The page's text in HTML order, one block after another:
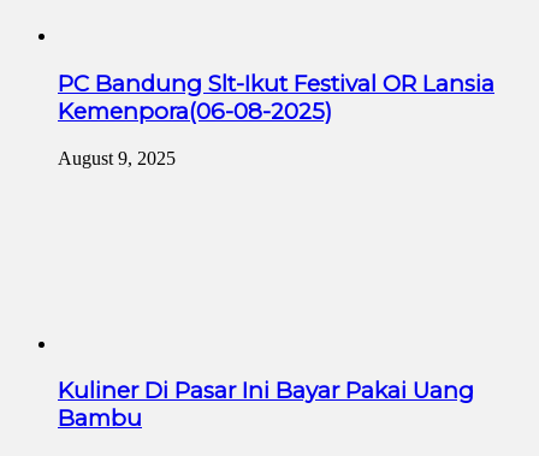
PC Bandung Slt-Ikut Festival OR Lansia
Kemenpora(06-08-2025)
August 9, 2025
Kuliner Di Pasar Ini Bayar Pakai Uang
Bambu